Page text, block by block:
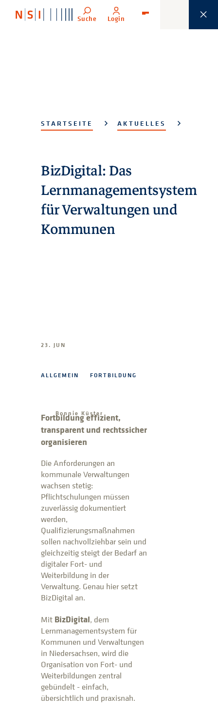
Suche Login
STARTSEITE AKTUELLES
BizDigital: Das
Lernmanagementsystem
für Verwaltungen und
Kommunen
23. JUN
ALLGEMEIN FORTBILDUNG
Bonnie Küster
Fortbildung effizient,
transparent und rechtssicher
organisieren
Die Anforderungen an
kommunale Verwaltungen
wachsen stetig:
Pflichtschulungen müssen
zuverlässig dokumentiert
werden,
Qualifizierungsmaßnahmen
sollen nachvollziehbar sein und
gleichzeitig steigt der Bedarf an
digitaler Fort- und
Weiterbildung in der
Verwaltung. Genau hier setzt
BizDigital an.
Mit BizDigital, dem
Lernmanagementsystem für
Kommunen und Verwaltungen
in Niedersachsen, wird die
Organisation von Fort- und
Weiterbildungen zentral
gebündelt - einfach,
übersichtlich und praxisnah.